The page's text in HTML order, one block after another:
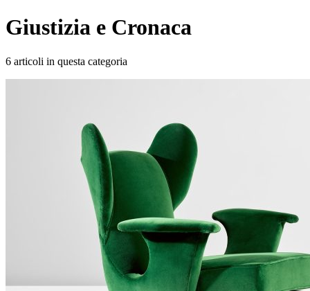
Giustizia e Cronaca
6 articoli in questa categoria